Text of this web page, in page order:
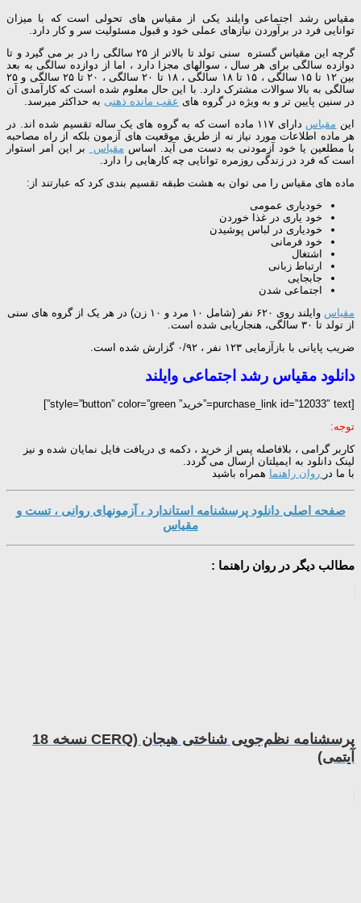
مقیاس رشد اجتماعی وایلند یکی از مقیاس های تحولی است که با میزان
توانایی فرد در برآوردن نیازهای عملی خود و قبول مسئولیت سر و کار دارد.
گرچه این مقیاس گستره سنی تولد تا بالاتر از ۲۵ سالگی را در بر می گیرد و تا
دوازده سالگی برای هر سال ، سوالهای مجزا دارد ، اما از دوازده سالگی به بعد
بین ۱۲ تا ۱۵ سالگی ، ۱۵ تا ۱۸ سالگی ، ۱۸ تا ۲۰ سالگی ، ۲۰ تا ۲۵ سالگی و ۲۵
سالگی به بالا سوالات مشترک دارد. با این حال معلوم شده است که کارآمدی آن
در سنین پایین تر و به ویژه در گروه های عقب مانده ذهنی به حداکثر میرسد.
این مقیاس
دارای ۱۱۷ ماده است که به گروه های یک ساله تقسیم شده اند. در
هر ماده اطلاعات مورد نیاز نه از طریق موقعیت های آزمون بلکه از راه مصاحبه
با مطلعین یا خود آزمودنی به دست می آید. اساس مقیاس
بر این امر استوار
است که فرد در زندگی روزمره توانایی چه کارهایی را دارد.
ماده های مقیاس را می توان به هشت طبقه تقسیم بندی کرد که عبارتند از:
خودیاری عمومی
خود یاری در غذا خوردن
خودیاری در لباس پوشیدن
خود فرمانی
اشتغال
ارتباط زبانی
جابجایی
اجتماعی شدن
مقیاس
وایلند روی ۶۲۰ نفر (شامل ۱۰ مرد و ۱۰ زن) در هر یک از گروه های سنی
از تولد تا ۳۰ سالگی، هنجاریابی شده است.
ضریب پایانی با بازآزمایی ۱۲۳ نفر ، ۰/۹۲ گزارش شده است.
دانلود مقیاس رشد اجتماعی وایلند
[purchase_link id=”12033″ text=”خرید” style=”button” color=”green”]
توجه:
کاربر گرامی ، بلافاصله پس از خرید ، دکمه ی دریافت فایل نمایان شده و نیز
لینک دانلود به ایمیلتان ارسال می گردد.
با ما در روان راهنما همراه باشید
صفحه اصلی دانلود پرسشنامه استاندارد ، آزمونهای روانی ، تست و
مقیاس
مطالب دیگر در روان راهنما :
پرسشنامه­ نظم‌جویی شناختی هیجان (CERQ نسخه 18
آیتمی)